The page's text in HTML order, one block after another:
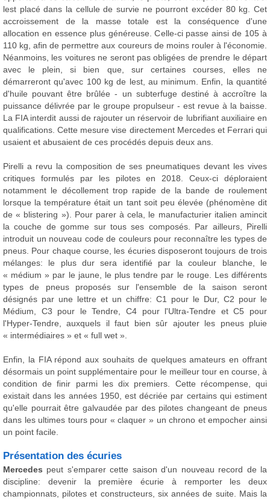
lest placé dans la cellule de survie ne pourront excéder 80 kg. Cet
accroissement de la masse totale est la conséquence d'une
allocation en essence plus généreuse. Celle-ci passe ainsi de 105 à
110 kg, afin de permettre aux coureurs de moins rouler à l'économie.
Néanmoins, les voitures ne seront pas obligées de prendre le départ
avec le plein, si bien que, sur certaines courses, elles ne
démarreront qu'avec 100 kg de lest, au minimum. Enfin, la quantité
d'huile pouvant être brûlée - un subterfuge destiné à accroître la
puissance délivrée par le groupe propulseur - est revue à la baisse.
La FIA interdit aussi de rajouter un réservoir de lubrifiant auxiliaire en
qualifications. Cette mesure vise directement Mercedes et Ferrari qui
usaient et abusaient de ces procédés depuis deux ans.
Pirelli a revu la composition de ses pneumatiques devant les vives
critiques formulés par les pilotes en 2018. Ceux-ci déploraient
notamment le décollement trop rapide de la bande de roulement
lorsque la température était un tant soit peu élevée (phénomène dit
de « blistering »). Pour parer à cela, le manufacturier italien amincit
la couche de gomme sur tous ses composés. Par ailleurs, Pirelli
introduit un nouveau code de couleurs pour reconnaître les types de
pneus. Pour chaque course, les écuries disposeront toujours de trois
mélanges: le plus dur sera identifié par la couleur blanche, le
« médium » par le jaune, le plus tendre par le rouge. Les différents
types de pneus proposés sur l'ensemble de la saison seront
désignés par une lettre et un chiffre: C1 pour le Dur, C2 pour le
Médium, C3 pour le Tendre, C4 pour l'Ultra-Tendre et C5 pour
l'Hyper-Tendre, auxquels il faut bien sûr ajouter les pneus pluie
« intermédiaires » et « full wet ».
Enfin, la FIA répond aux souhaits de quelques amateurs en offrant
désormais un point supplémentaire pour le meilleur tour en course, à
condition de finir parmi les dix premiers. Cette récompense, qui
existait dans les années 1950, est décriée par certains qui estiment
qu'elle pourrait être galvaudée par des pilotes changeant de pneus
dans les ultimes tours pour « claquer » un chrono et empocher ainsi
un point facile.
Présentation des écuries
Mercedes peut s'emparer cette saison d'un nouveau record de la
discipline: devenir la première écurie à remporter les deux
championnats, pilotes et constructeurs, six années de suite. Mais la